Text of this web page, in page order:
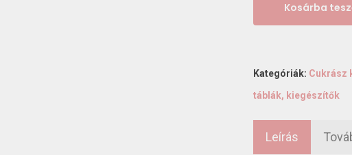
Kosárba
Kategóriák: Cukrász
táblák, kiegészítők
Leírás